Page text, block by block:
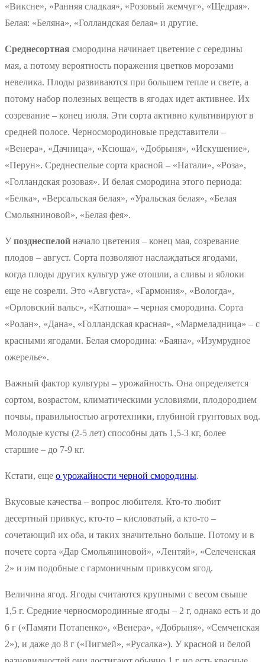
«Виксне», «Ранняя сладкая», «Розовый жемчуг», «Щедрая».
Белая: «Беляна», «Голландская белая» и другие.
Среднесортная смородина начинает цветение с середины
мая, а потому вероятность поражения цветков морозами
невелика. Плоды развиваются при большем тепле и свете, а
потому набор полезных веществ в ягодах идет активнее. Их
созревание – конец июля. Эти сорта активно культивируют в
средней полосе. Черносмородиновые представители –
«Венера», «Дачница», «Ксюша», «Добрыня», «Искушение»,
«Перун». Среднеспелые сорта красной – «Натали», «Роза»,
«Голландская розовая». И белая смородина этого периода:
«Белка», «Версальская белая», «Уральская белая», «Белая
Смольяниновой», «Белая фея».
У позднеспелой начало цветения – конец мая, созревание
плодов – август. Сорта позволяют наслаждаться ягодами,
когда плоды других культур уже отошли, а сливы и яблоки
еще не созрели. Это «Августа», «Гармония», «Вологда»,
«Орловский вальс», «Катюша» – черная смородина. Сорта
«Ролан», «Дана», «Голландская красная», «Мармеладница» – с
красными ягодами. Белая смородина: «Баяна», «Изумрудное
ожерелье».
Важный фактор культуры – урожайность. Она определяется
сортом, возрастом, климатическими условиями, плодородием
почвы, правильностью агротехники, глубиной грунтовых вод.
Молодые кусты (2-5 лет) способны дать 1,5-3 кг, более
старшие – до 7-9 кг.
Кстати, еще о урожайности черной смородины.
Вкусовые качества – вопрос любителя. Кто-то любит
десертный привкус, кто-то – кисловатый, а кто-то –
сочетающий их оба, и таких значительно больше. Потому и в
почете сорта «Дар Смольяниновой», «Лентяй», «Селеченская
2» и им подобные с гармоничным привкусом ягод.
Величина ягод. Ягоды считаются крупными с весом свыше
1,5 г. Средние черносмородинные ягоды – 2 г, однако есть и до
6 г («Памяти Потапенко», «Венера», «Добрыня», «Семченская
2»), и даже до 8 г («Пигмей», «Русалка»). У красной и белой